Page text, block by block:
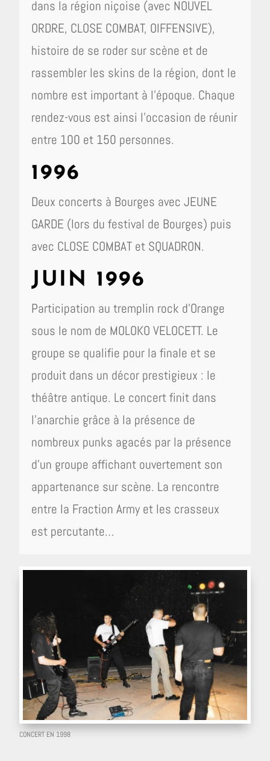
dans la région niçoise (avec NOUVEL
ORDRE, CLOSE COMBAT, OIFFENSIVE),
histoire de se roder sur scène et de
rassembler les skins de la région, dont le
nombre est important à l’époque. Chaque
rendez-vous est ainsi l’occasion de réunir
entre 100 et 150 personnes.
1996
Deux concerts à Bourges avec JEUNE
GARDE (lors du festival de Bourges) puis
avec CLOSE COMBAT et SQUADRON.
JUIN 1996
Participation au tremplin rock d’Orange
sous le nom de MOLOKO VELOCETT. Le
groupe se qualifie pour la finale et se
produit dans un décor prestigieux : le
théâtre antique. Le concert finit dans
l’anarchie grâce à la présence de
nombreux punks agacés par la présence
d’un groupe affichant ouvertement son
appartenance sur scène. La rencontre
entre la Fraction Army et les crasseux
est percutante…
CONCERT EN 1998